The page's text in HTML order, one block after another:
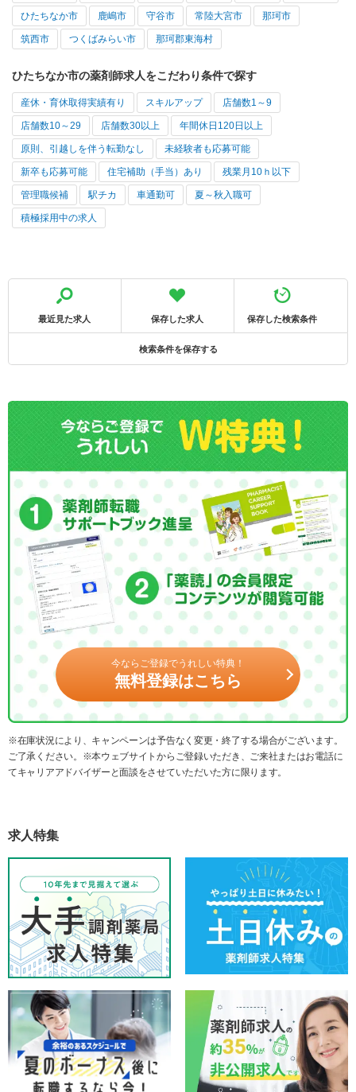
ひたちなか市 鹿嶋市 守谷市 常陸大宮市 那珂市
筑西市 つくばみらい市 那珂郡東海村
ひたちなか市の薬剤師求人をこだわり条件で探す
産休・育休取得実績有り スキルアップ 店舗数1～9
店舗数10～29 店舗数30以上 年間休日120日以上
原則、引越しを伴う転勤なし 未経験者も応募可能
新卒も応募可能 住宅補助（手当）あり 残業月10ｈ以下
管理職候補 駅チカ 車通勤可 夏～秋入職可
積極採用中の求人
最近見た求人 保存した求人 保存した検索条件
検索条件を保存する
今ならご登録でうれしい特典！
無料登録はこちら
※在庫状況により、キャンペーンは予告なく変更・終了する場合がございます。
ご了承ください。※本ウェブサイトからご登録いただき、ご来社またはお電話に
てキャリアアドバイザーと面談をさせていただいた方に限ります。
求人特集